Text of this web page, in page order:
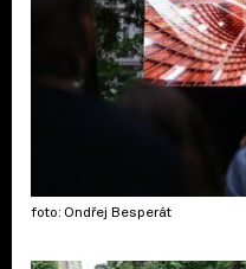
foto: Ondřej Besperát